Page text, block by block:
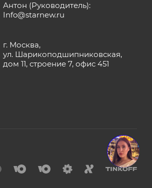
Антон (Руководитель):
Info@starnew.ru
г. Москва,
ул. Шарикоподшипниковская,
дом 11, строение 7, офис 451